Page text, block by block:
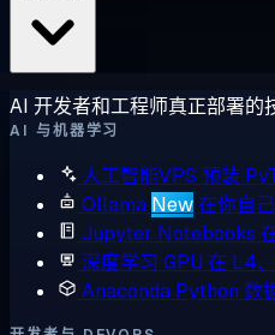
AI 开发者和工程师真正部署的
AI 与机器学习
人工智能VPS 预装
Ollama New在你自
Jupyter Notebooks
深度学习 GPU 在 L4
Anaconda Python 数